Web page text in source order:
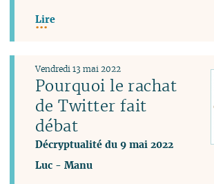
Lire
Pourquoi le rachat
de Twitter fait
débat
Décryptualité du 9 mai 2022
Vendredi 13 mai 2022
Luc -Manu